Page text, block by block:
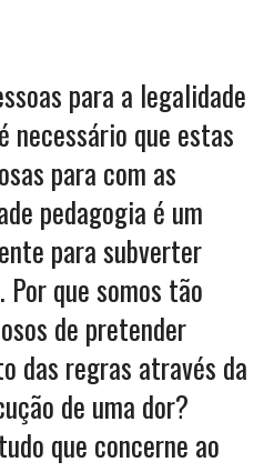
para a legalidade
necessário que estas
para com as
pedagogia é um
para subverter
que somos tão
de pretender
das regras através da
de uma dor?
que concerne ao